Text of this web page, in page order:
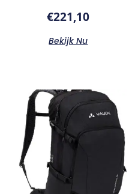
€221,10
Bekijk Nu